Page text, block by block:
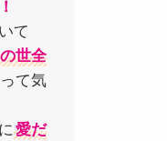
て
世全
て気
愛だ